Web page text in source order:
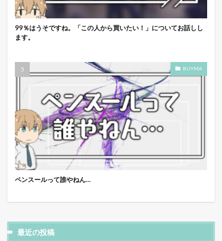
99％はうそですね。「この人から買いたい！」についてお話しし
ます。
BUYMA
ペンスールって誰やねん…
最近の投稿